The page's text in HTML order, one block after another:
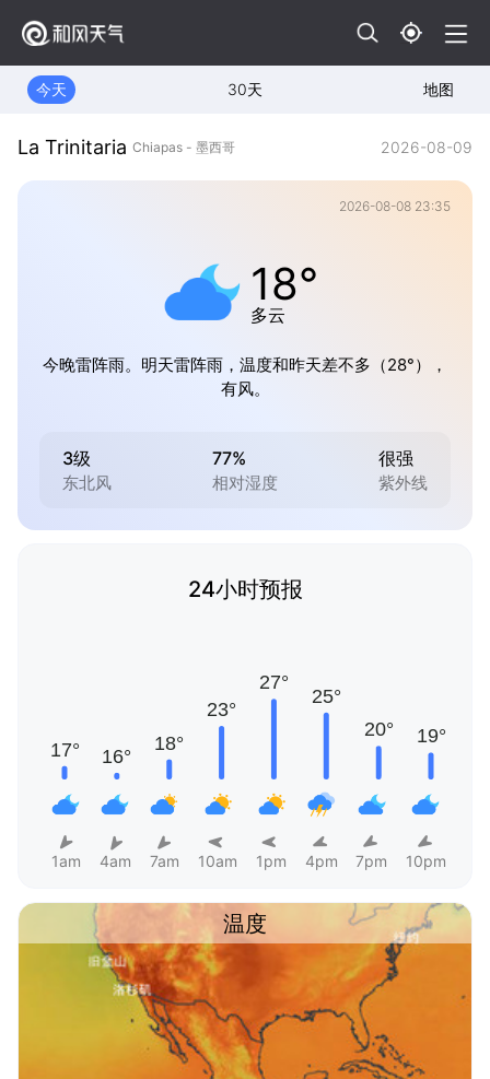
今天 30天 地图
La Trinitaria Chiapas - 墨西哥 2026-08-09
2026-08-08 23:35
18°
多云
今晚雷阵雨。明天雷阵雨，温度和昨天差不多（28°），
有风。
3级
东北风
77%
相对湿度
很强
紫外线
24小时预报
1am 4am 7am 10am 1pm 4pm 7pm 10pm
温度